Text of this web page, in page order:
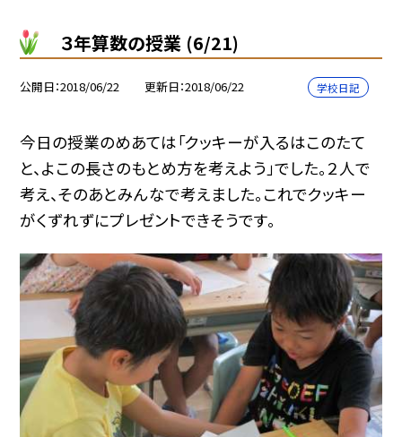
３年算数の授業 (6/21)
公開日 2018/06/22 更新日 2018/06/22 学校日記
今日の授業のめあては「クッキーが入るはこのたて
と、よこの長さのもとめ方を考えよう」でした。２人で
考え、そのあとみんなで考えました。これでクッキー
がくずれずにプレゼントできそうです。